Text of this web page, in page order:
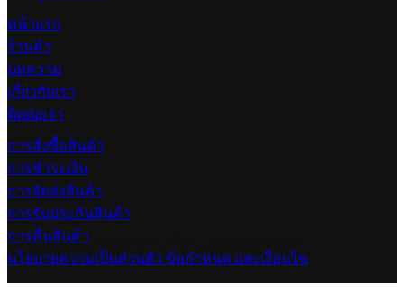
หน้าแรก
ร้านค้า
บทความ
เกี่ยวกับเรา
ติดต่อเรา
การสั่งซื้อสินค้า
การชำระเงิน
การจัดส่งสินค้า
การรับประกันสินค้า
การคืนสินค้า
Copyright 2023 © บริษัท สโตน แกลเลอรี่ จำกัด
นโยบายความเป็นส่วนตัว ข้อกำหนด และเงื่อนไข